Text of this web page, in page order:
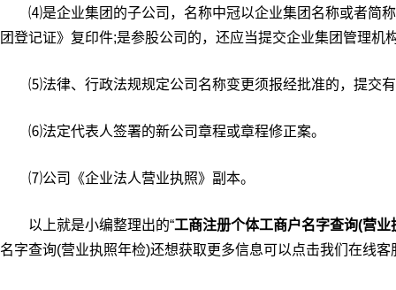
⑷是企业集团的子公司，名称中冠以企业集团名称或者简称
团登记证》复印件;是参股公司的，还应当提交企业集团管理机
⑸法律、行政法规规定公司名称变更须报经批准的，提交有
⑹法定代表人签署的新公司章程或章程修正案。
⑺公司《企业法人营业执照》副本。
以上就是小编整理出的“工商注册个体工商户名字查询(营业
名字查询(营业执照年检)还想获取更多信息可以点击我们在线